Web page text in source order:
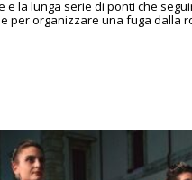
e la lunga serie di ponti che
per organizzare una fuga dalla